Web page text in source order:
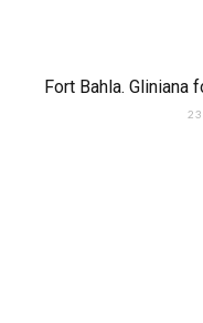
Fort Bahla. Gliniana